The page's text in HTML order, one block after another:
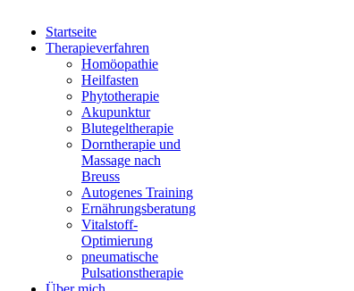
Startseite
Therapieverfahren
Homöopathie
Heilfasten
Phytotherapie
Akupunktur
Blutegeltherapie
Dorntherapie und
Massage nach
Breuss
Autogenes Training
Ernährungsberatung
Vitalstoff-
Optimierung
pneumatische
Pulsationstherapie